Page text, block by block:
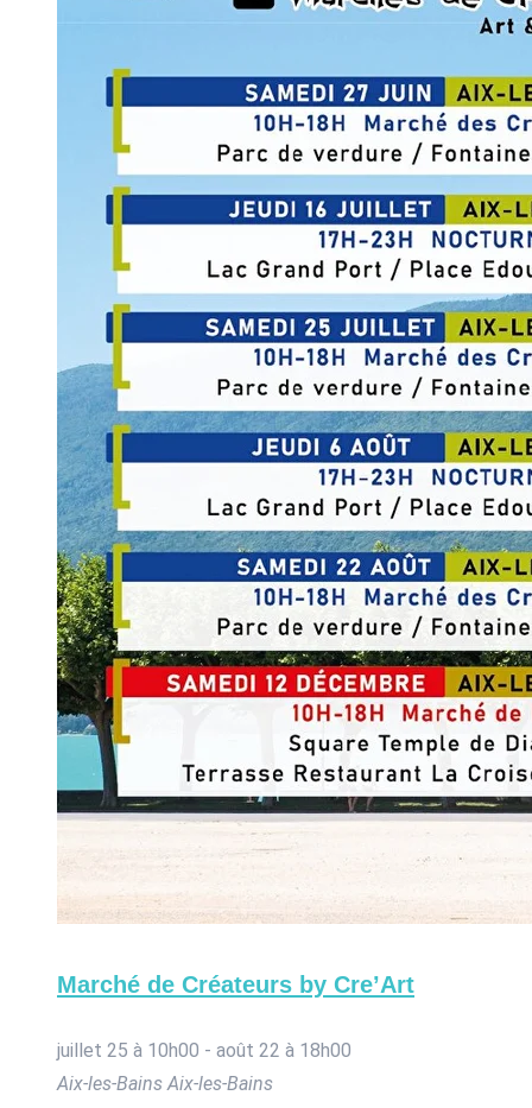
Marché de Créateurs by Cre’Art
juillet 25 à 10h00 - août 22 à 18h00
Aix-les-Bains Aix-les-Bains